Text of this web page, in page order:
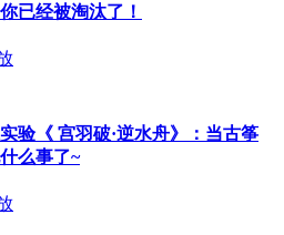
已经被淘汰了！
验《 宫羽破·逆水舟》：当古筝
么事了~